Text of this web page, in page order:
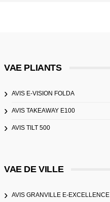
VAE PLIANTS
AVIS E-VISION FOLDA
AVIS TAKEAWAY E100
AVIS TILT 500
VAE DE VILLE
AVIS GRANVILLE E-EXCELLENCE